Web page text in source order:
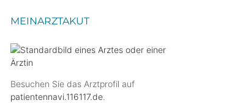
MEINARZTAKUT
Besuchen Sie das Arztprofil auf
patientennavi.116117.de.